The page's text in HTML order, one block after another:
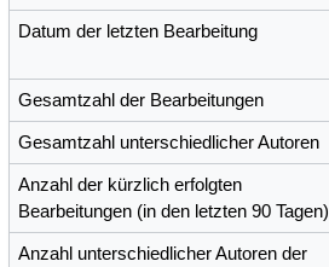
Datum der letzten Bearbeitung
Gesamtzahl der Bearbeitungen
Gesamtzahl unterschiedlicher Autoren
Anzahl der kürzlich erfolgten
Bearbeitungen (in den letzten 90 Tagen)
Anzahl unterschiedlicher Autoren der